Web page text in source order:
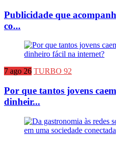
Publicidade que
co...
7 ago 26 TURBO 92
Por que tantos jovens
dinheir...